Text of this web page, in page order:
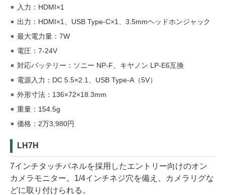
入力：HDMI×1
出力：HDMI×1、USB Type-C×1、3.5mmヘッドホンジャック
最大電力量：7W
電圧：7-24V
対応バッテリー：ソニー NP-F、キヤノン LP-E6互換
電源入力：DC 5.5×2.1、USB Type-A（5V）
外形寸法：136×72×18.3mm
重量：154.5g
価格：2万3,980円
LH7H
7インチタッチパネルを採用したエントリー向けのオン
カメラモニター。1/4インチネジ穴を備え、カメラリグな
どに取り付けられる。